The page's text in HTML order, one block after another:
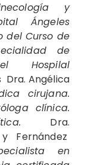
y
Ángeles
del Curso de
de
Hospilal
Dra. Angélica
cirujana.
clínica.
Dra.
Fernández
en